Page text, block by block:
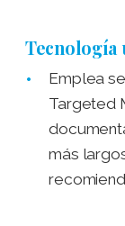
Tecnología
Emplea
Targeted
más